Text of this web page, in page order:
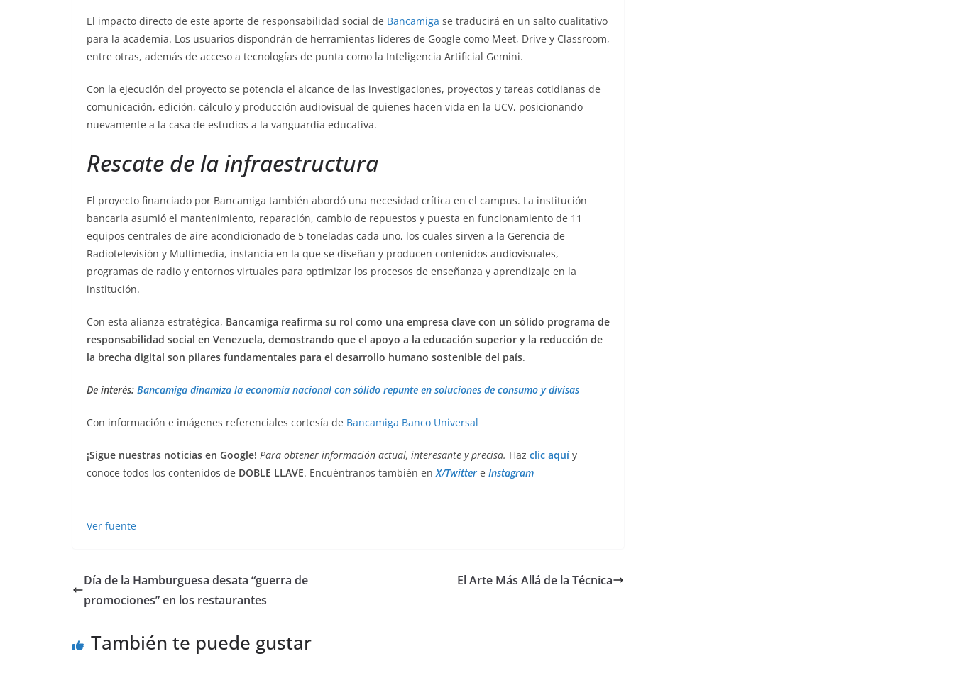
El impacto directo de este aporte de responsabilidad social de Bancamiga se traducirá en un salto cualitativo
para la academia. Los usuarios dispondrán de herramientas líderes de Google como Meet, Drive y Classroom,
entre otras, además de acceso a tecnologías de punta como la Inteligencia Artificial Gemini.
Con la ejecución del proyecto se potencia el alcance de las investigaciones, proyectos y tareas cotidianas de
comunicación, edición, cálculo y producción audiovisual de quienes hacen vida en la UCV, posicionando
nuevamente a la casa de estudios a la vanguardia educativa.
Rescate de la infraestructura
El proyecto financiado por Bancamiga también abordó una necesidad crítica en el campus. La institución
bancaria asumió el mantenimiento, reparación, cambio de repuestos y puesta en funcionamiento de 11
equipos centrales de aire acondicionado de 5 toneladas cada uno, los cuales sirven a la Gerencia de
Radiotelevisión y Multimedia, instancia en la que se diseñan y producen contenidos audiovisuales,
programas de radio y entornos virtuales para optimizar los procesos de enseñanza y aprendizaje en la
institución.
Con esta alianza estratégica, Bancamiga reafirma su rol como una empresa clave con un sólido programa de
responsabilidad social en Venezuela, demostrando que el apoyo a la educación superior y la reducción de
la brecha digital son pilares fundamentales para el desarrollo humano sostenible del país.
De interés: Bancamiga dinamiza la economía nacional con sólido repunte en soluciones de consumo y divisas
Con información e imágenes referenciales cortesía de Bancamiga Banco Universal
¡Sigue nuestras noticias en Google! Para obtener información actual, interesante y precisa. Haz clic aquí y
conoce todos los contenidos de DOBLE LLAVE. Encuéntranos también enX/Twitter e Instagram
Ver fuente
Día de la Hamburguesa desata “guerra de
promociones” en los restaurantes
El Arte Más Allá de la Técnica
También te puede gustar